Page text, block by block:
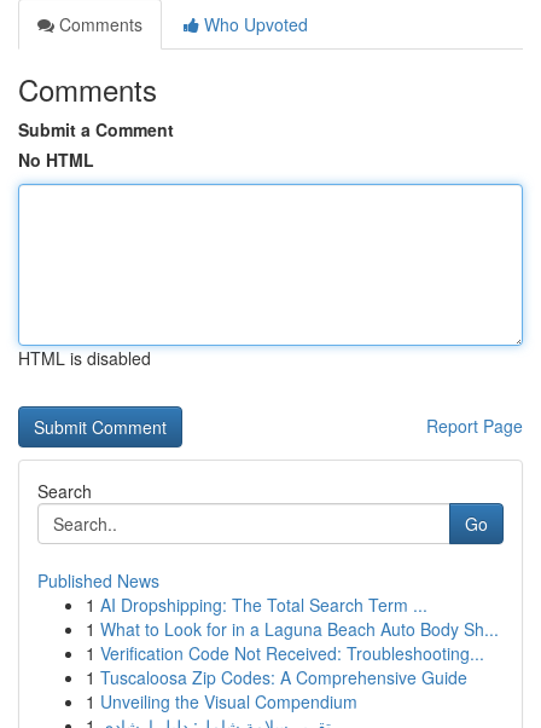
Comments
Who Upvoted
Comments
Submit a Comment
No HTML
HTML is disabled
Report Page
Search
Go
Published News
1 AI Dropshipping: The Total Search Term ...
1 What to Look for in a Laguna Beach Auto Body Sh...
1 Verification Code Not Received: Troubleshooting...
1 Tuscaloosa Zip Codes: A Comprehensive Guide
1 Unveiling the Visual Compendium